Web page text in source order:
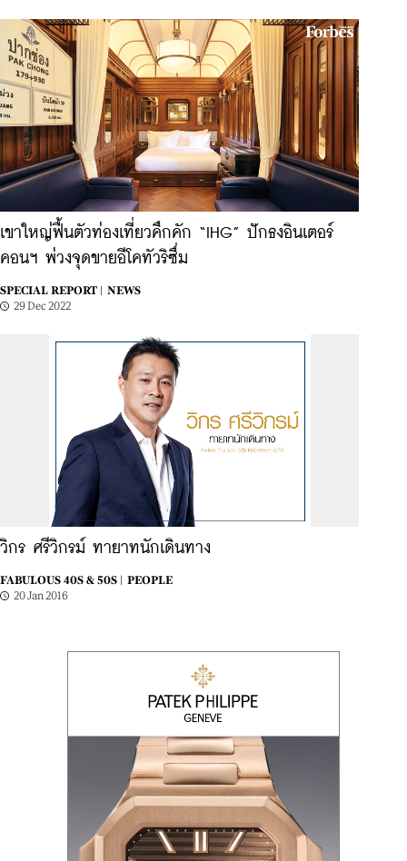
เขาใหญ่ฟื้นตัวท่องเที่ยวคึกคัก “IHG” ปักธงอินเตอร์
คอนฯ พ่วงจุดขายอีโคทัวริซึ่ม
SPECIAL REPORT |
NEWS
29 Dec 2022
วิกร ศรีวิกรม์ ทายาทนักเดินทาง
FABULOUS 40S & 50S |
PEOPLE
20 Jan 2016